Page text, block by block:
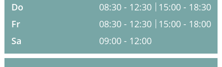
HOMÖOPATHIE
ELTERN UND KIND
Do
08:30 - 12:30
15:00 - 18:30
Fr
08:30 - 12:30
15:00 - 18:00
Sa
09:00 - 12:00